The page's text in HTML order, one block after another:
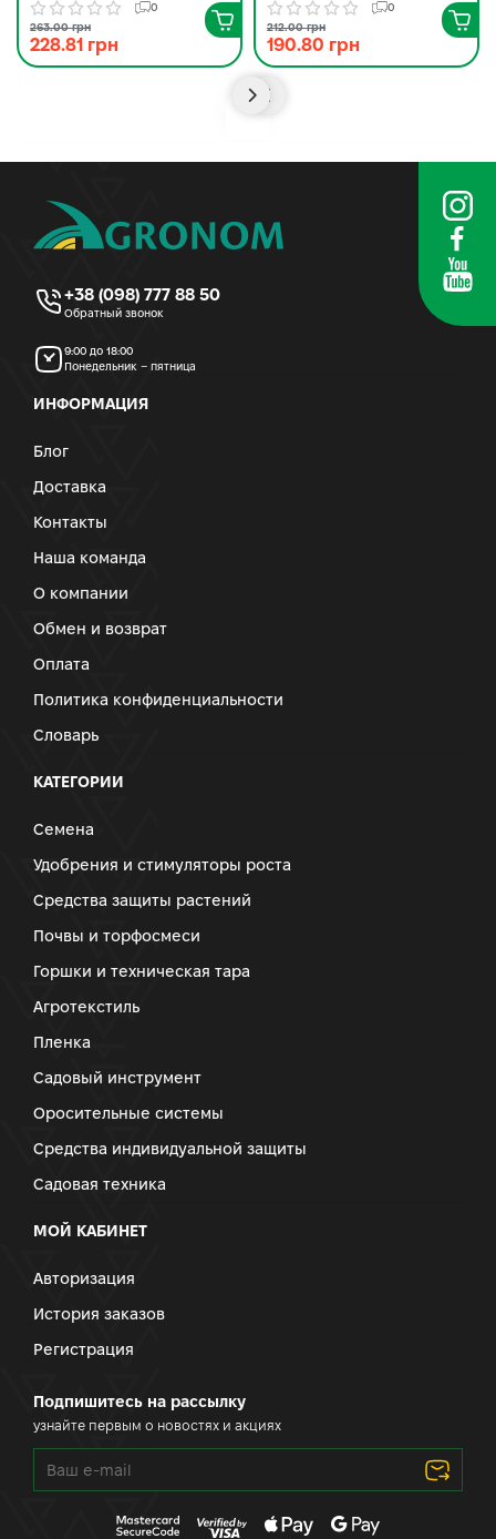
0
263.00 грн
228.81 грн
0
212.00 грн
190.80 грн
+38 (098) 777 88 50
Обратный звонок
9:00 до 18:00
Понедельник – пятница
ИНФОРМАЦИЯ
Блог
Доставка
Контакты
Наша команда
О компании
Обмен и возврат
Оплата
Политика конфиденциальности
Словарь
КАТЕГОРИИ
Семена
Удобрения и стимуляторы роста
Средства защиты растений
Почвы и торфосмеси
Горшки и техническая тара
Агротекстиль
Пленка
Садовый инструмент
Оросительные системы
Средства индивидуальной защиты
Садовая техника
МОЙ КАБИНЕТ
Авторизация
История заказов
Регистрация
Подпишитесь на рассылку
узнайте первым о новостях и акциях